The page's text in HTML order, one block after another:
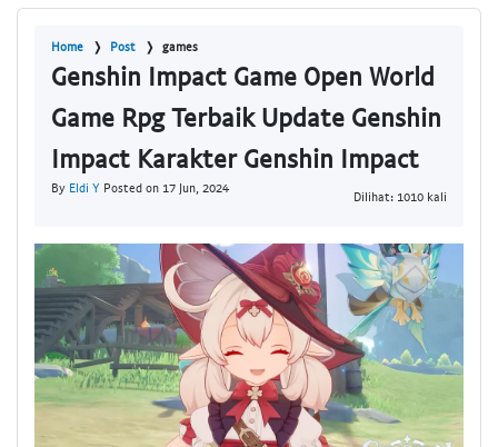
Home Post games
Genshin Impact Game Open World
Game Rpg Terbaik Update Genshin
Impact Karakter Genshin Impact
By Eldi Y Posted on 17 Jun, 2024
Dilihat: 1010 kali